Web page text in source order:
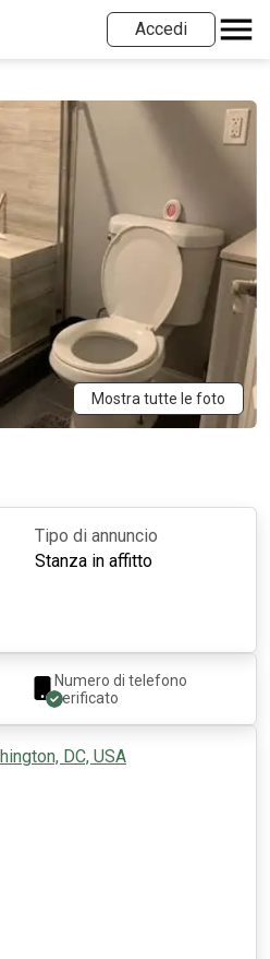
Accedi
Mostra tutte le foto
Tipo di annuncio
Stanza in affitto
Numero di telefono
verificato
DC, USA